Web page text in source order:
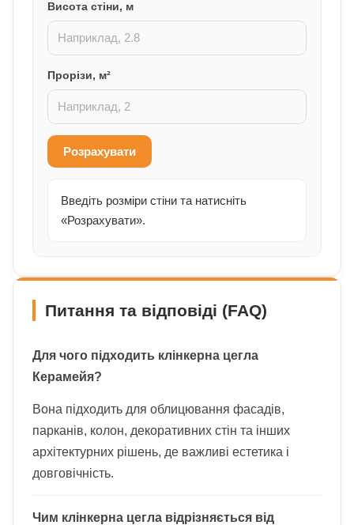
Висота стіни, м
Прорізи, м²
Розрахувати
Введіть розміри стіни та натисніть
«Розрахувати».
Питання та відповіді (FAQ)
Для чого підходить клінкерна цегла
Керамейя?
Вона підходить для облицювання фасадів,
парканів, колон, декоративних стін та інших
архітектурних рішень, де важливі естетика і
довговічність.
Чим клінкерна цегла відрізняється від